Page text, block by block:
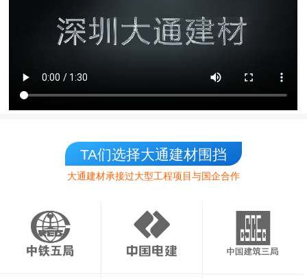
TA们选择大通建材围挡
大通建材承接过大型工程项目与国企合作